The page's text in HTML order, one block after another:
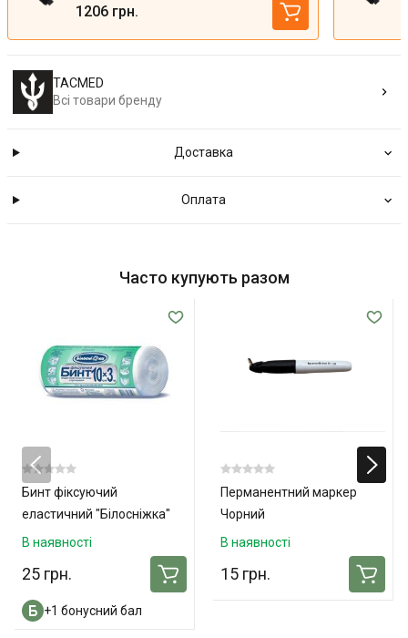
1206 грн.
TACMED
Всі товари бренду
Доставка
Оплата
Часто купують разом
Бинт фіксуючий
еластичний "Білосніжка"
10см x 3м
В наявності
25 грн.
+1 бонусний бал
Перманентний маркер
Чорний
В наявності
15 грн.